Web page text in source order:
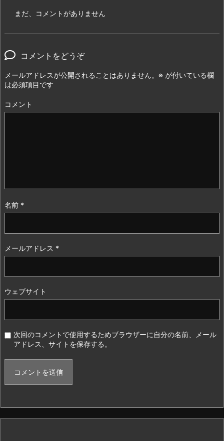
まだ、コメントがありません
コメントをどうぞ
メールアドレスが公開されることはありません。 ※ が付いている欄
は必須項目です
コメント
名前 *
メールアドレス *
ウェブサイト
次回のコメントで使用するためブラウザーに自分の名前、メール
アドレス、サイトを保存する。